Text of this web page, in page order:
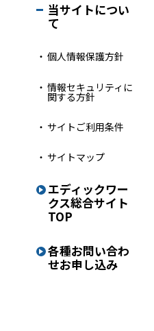
当サイトについ
て
個人情報保護方針
情報セキュリティに
関する方針
サイトご利用条件
サイトマップ
エディックワー
クス総合サイト
TOP
各種お問い合わ
せお申し込み